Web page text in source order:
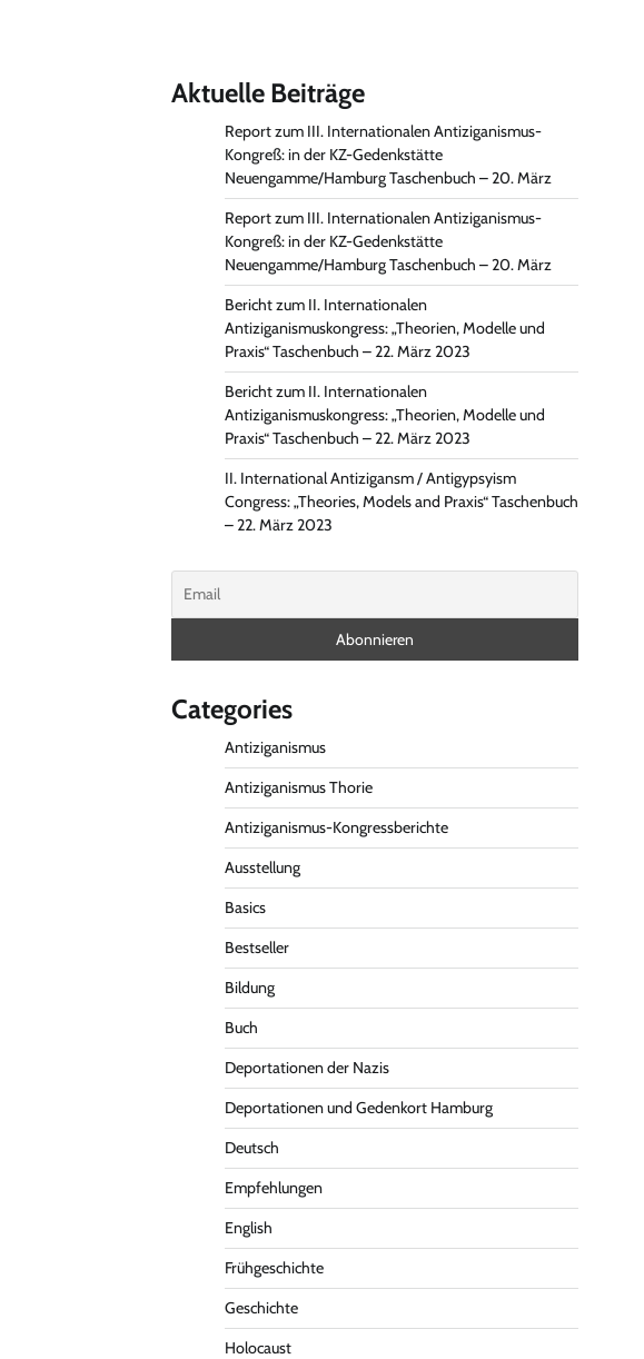
Aktuelle Beiträge
Report zum III. Internationalen Antiziganismus-
Kongreß: in der KZ-Gedenkstätte
Neuengamme/Hamburg Taschenbuch – 20. März
Report zum III. Internationalen Antiziganismus-
Kongreß: in der KZ-Gedenkstätte
Neuengamme/Hamburg Taschenbuch – 20. März
Bericht zum II. Internationalen
Antiziganismuskongress: „Theorien, Modelle und
Praxis“ Taschenbuch – 22. März 2023
Bericht zum II. Internationalen
Antiziganismuskongress: „Theorien, Modelle und
Praxis“ Taschenbuch – 22. März 2023
II. International Antizigansm / Antigypsyism
Congress: „Theories, Models and Praxis“ Taschenbuch
– 22. März 2023
Categories
Antiziganismus
Antiziganismus Thorie
Antiziganismus-Kongressberichte
Ausstellung
Basics
Bestseller
Bildung
Buch
Deportationen der Nazis
Deportationen und Gedenkort Hamburg
Deutsch
Empfehlungen
English
Frühgeschichte
Geschichte
Holocaust